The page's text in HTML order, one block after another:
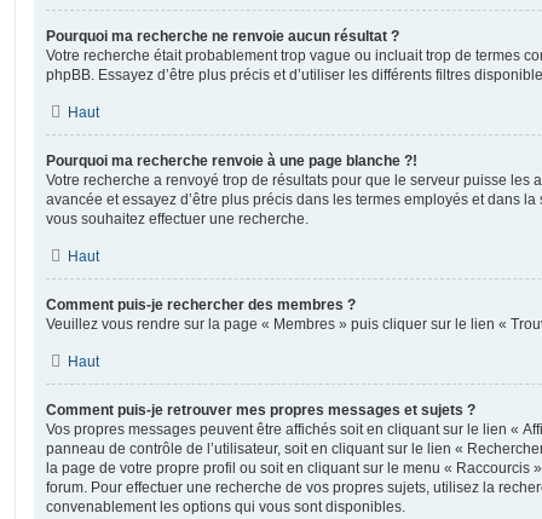
Pourquoi ma recherche ne renvoie aucun résultat ?
Votre recherche était probablement trop vague ou incluait trop de termes
phpBB. Essayez d’être plus précis et d’utiliser les différents filtres
Haut
Pourquoi ma recherche renvoie à une page blanche ?!
Votre recherche a renvoyé trop de résultats pour que le serveur puisse les
avancée et essayez d’être plus précis dans les termes employés et dans
vous souhaitez effectuer une recherche.
Haut
Comment puis-je rechercher des membres ?
Veuillez vous rendre sur la page « Membres » puis cliquer sur le lien «
Haut
Comment puis-je retrouver mes propres messages et sujets ?
Vos propres messages peuvent être affichés soit en cliquant sur le lien «
panneau de contrôle de l’utilisateur, soit en cliquant sur le lien «
la page de votre propre profil ou soit en cliquant sur le menu « Raccourcis
forum. Pour effectuer une recherche de vos propres sujets, utilisez la
convenablement les options qui vous sont disponibles.